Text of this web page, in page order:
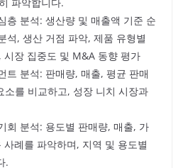
층 분석: 생산량 및 매출액 기준 순
석, 생산 거점 파악, 제품 유형별
장 집중도 및 M&A 동향 평가
트 분석: 판매량, 매출, 평균 판매
소를 비교하고, 성장 니치 시장과
회 분석: 용도별 판매량, 매출, 가
례를 파악하며, 지역 및 용도별
.